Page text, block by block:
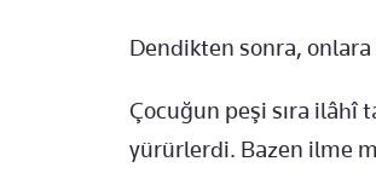
Dendikten sonra, onlara
Çocuğun peşi sıra ilâhî
yürürlerdi. Bazen ilme